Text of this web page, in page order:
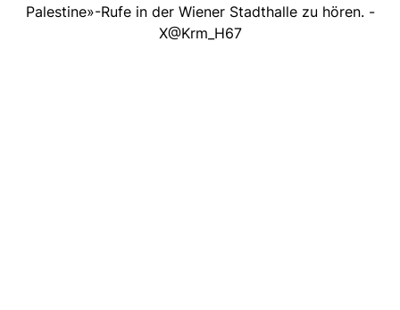
Palestine»-Rufe in der Wiener Stadthalle zu hören. -
X@Krm_H67